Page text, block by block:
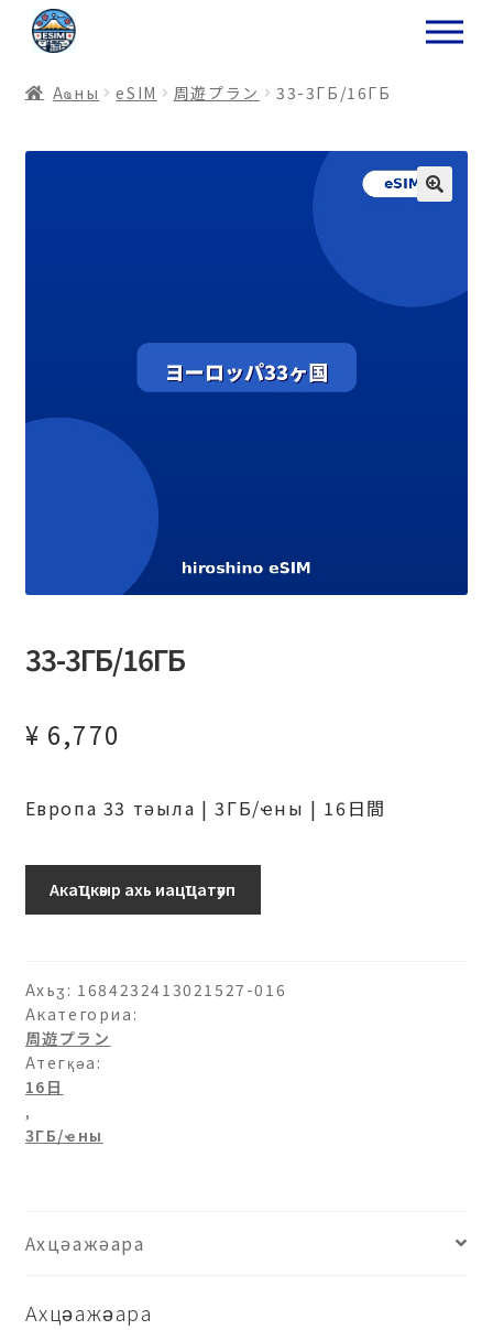
ナ
ビ
ー
ョ
コ
ン
ン
ス
Аҩны еSIM 周遊プラン 33-3ГБ/16ГБ
33-3ГБ/16ГБ
¥ 6,770
Европа 33 тәыла | 3ГБ/ҽны | 16日間
パ
33-
3ГБ/
日-16
日
ашәагаа
Акаҵкәыр ахь иацҵатәуп
Ахьӡ: 1684232413021527-016
Акатегориа:
周遊プラン
Атегқәа:
16日
,
3ГБ/ҽны
Ахцәажәара
Ахцәажәара